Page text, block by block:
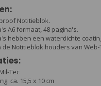
Notitieblok.
A6 formaat, 48 pagina's.
hebben een waterdichte
de Notitieblok houders van Web-
Tec
ca. 15,5 x 10 cm